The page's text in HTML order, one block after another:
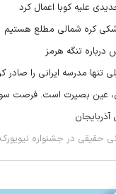
علیه کوبا اعمال کرد
کره شمالی مطلع هستیم
تنگه هرمز
تنها مدرسه ایرانی را صادر
عین بصیرت است. فرصت
آذربایجان
حقیقی در جشنواره نیویورک